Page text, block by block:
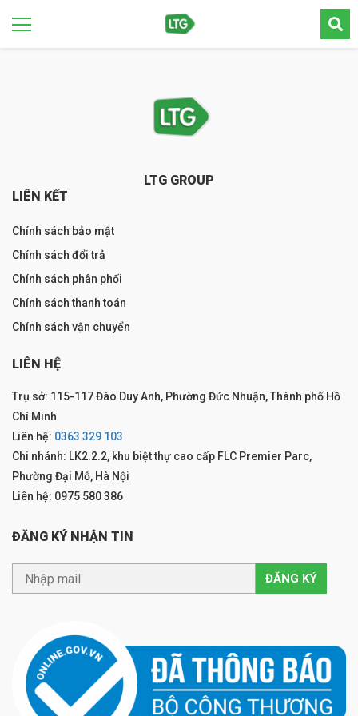
LTG GROUP
LIÊN KẾT
Chính sách bảo mật
Chính sách đổi trả
Chính sách phân phối
Chính sách thanh toán
Chính sách vận chuyển
LIÊN HỆ
Trụ sở: 115-117 Đào Duy Anh, Phường Đức Nhuận, Thành phố Hồ
Chí Minh
Liên hệ: 0363 329 103
Chi nhánh: LK2.2.2, khu biệt thự cao cấp FLC Premier Parc,
Phường Đại Mỗ, Hà Nội
Liên hệ: 0975 580 386
ĐĂNG KÝ NHẬN TIN